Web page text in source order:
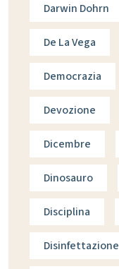
Darwin Dohrn
De La Vega
Democrazia
Devozione
Dicembre
Dinosauro
Disciplina
Disinfettazione